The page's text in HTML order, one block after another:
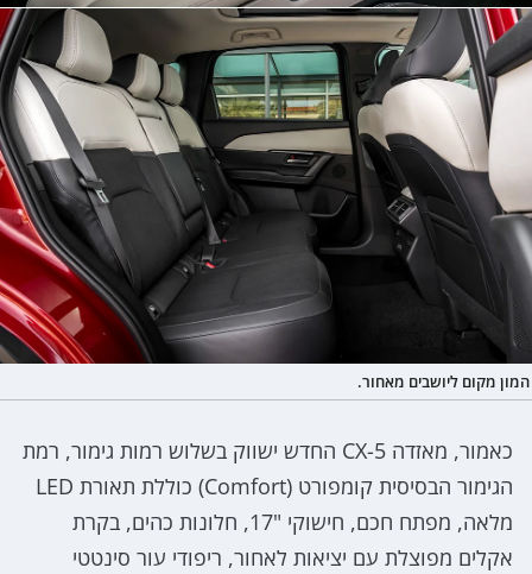
המון מקום ליושבים מאחור.
כאמור, מאזדה CX-5 החדש ישווק בשלוש רמות גימור, רמת
הגימור הבסיסית קומפורט (Comfort) כוללת תאורת LED
מלאה, מפתח חכם, חישוקי "17, חלונות כהים, בקרת
אקלים מפוצלת עם יציאות לאחור, ריפודי עור סינטטי